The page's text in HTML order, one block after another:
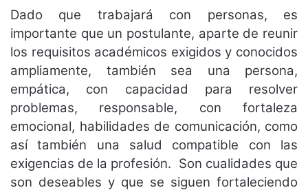
Dado que trabajará con personas, es
importante que un postulante, aparte de reunir
los requisitos académicos exigidos y conocidos
ampliamente, también sea una persona,
empática, con capacidad para resolver
problemas, responsable, con fortaleza
emocional, habilidades de comunicación, como
así también una salud compatible con las
exigencias de la profesión. Son cualidades que
son deseables y que se siguen fortaleciendo